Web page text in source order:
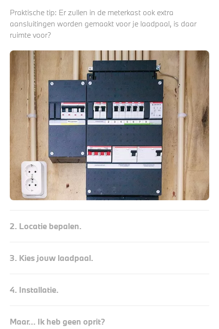
Praktische tip: Er zullen in de meterkast ook extra
aansluitingen worden gemaakt voor je laadpaal, is daar
ruimte voor?
2. Locatie bepalen.
3. Kies jouw laadpaal.
4. Installatie.
Maar... Ik heb geen oprit?